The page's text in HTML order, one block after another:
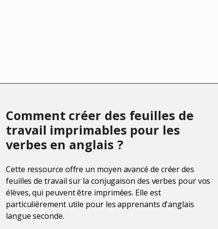
Comment créer des feuilles de
travail imprimables pour les
verbes en anglais ?
Cette ressource offre un moyen avancé de créer des
feuilles de travail sur la conjugaison des verbes pour vos
élèves, qui peuvent être imprimées. Elle est
particulièrement utile pour les apprenants d'anglais
langue seconde.